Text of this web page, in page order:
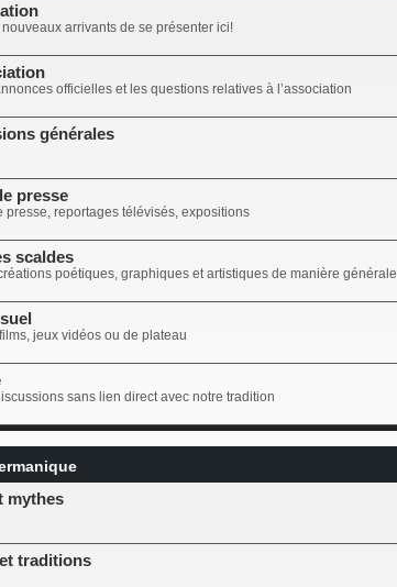
arrivants de se présenter ici!
officielles et les questions relatives à l’association
générales
presse
presse, reportages télévisés, expositions
scaldes
poétiques, graphiques et artistiques de manière générale.
jeux vidéos ou de plateau
sans lien direct avec notre tradition
mythes
traditions